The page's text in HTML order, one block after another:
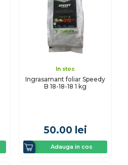
In stoc
Ingrasamant foliar Speedy
B 18-18-18 1 kg
50.00 lei
Adauga in cos